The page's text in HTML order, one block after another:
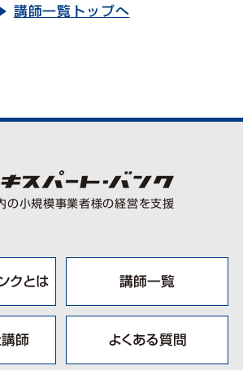
講師一覧トップへ
の⼩規模事業者様の経営を⽀援
クとは 講師一覧
師 よくある質問